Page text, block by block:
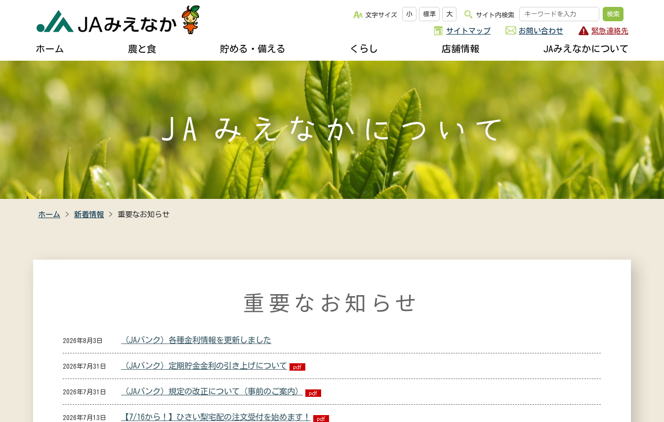
文字サイズ 小 標準 大 サイト内検索
サイトマップ お問い合わせ 緊急連絡先
ホーム
農と食
肥料・農薬などの購入
農業機械の購入・修理
農産物直売所のご案内
JAみえなかの特産品
松阪牛のご紹介
おすすめレシピ
楽しく家庭菜園
地域を支える生産者
郷土資料館のご案内
貯める・備える
貯める・借りる（JAバンク） ひと・いえ・くるまの保障（JA共済）
くらし
住宅設備のご相談
燃油配送のご案内
女性組織連絡協議会のご紹介
助け合い組織について
高齢者福祉サービス
キッチンスタジオみちゅらる
年金友の会のご案内
不動産・相続に関すること
各種相談会
移動購買車「幸多ろう号」
店舗情報
JAみえなかについて
組合長あいさつ
事業計画
キャラクター紹介
クイズ＆プレゼント
採用情報
組合員になりませんか
関連リンク集
ホーム 新着情報 重要なお知らせ
重要なお知らせ
2026年8月3日 （JAバンク）各種金利情報を更新しました
2026年7月31日 （JAバンク）定期貯金金利の引き上げについて
2026年7月31日 （JAバンク）規定の改正について（事前のご案内）
2026年7月13日 【7/16から！】ひさい梨宅配の注文受付を始めます！